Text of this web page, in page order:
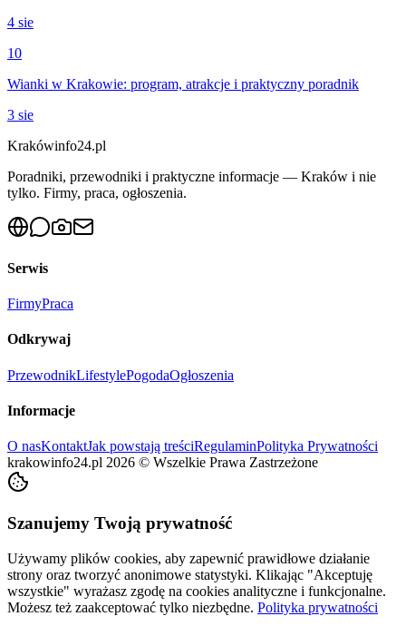
4 sie
10
Wianki w Krakowie: program, atrakcje i praktyczny poradnik
3 sie
Krakówinfo24.pl
Poradniki, przewodniki i praktyczne informacje — Kraków i nie
tylko. Firmy, praca, ogłoszenia.
Serwis
FirmyPraca
Odkrywaj
PrzewodnikLifestylePogodaOgłoszenia
Informacje
O nasKontaktJak powstają treściRegulaminPolityka Prywatności
krakowinfo24.pl 2026 © Wszelkie Prawa Zastrzeżone
Szanujemy Twoją prywatność
Używamy plików cookies, aby zapewnić prawidłowe działanie
strony oraz tworzyć anonimowe statystyki. Klikając "Akceptuję
wszystkie" wyrażasz zgodę na cookies analityczne i funkcjonalne.
Możesz też zaakceptować tylko niezbędne. Polityka prywatności